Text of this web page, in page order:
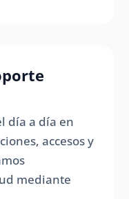
día a día en
accesos y
mediante